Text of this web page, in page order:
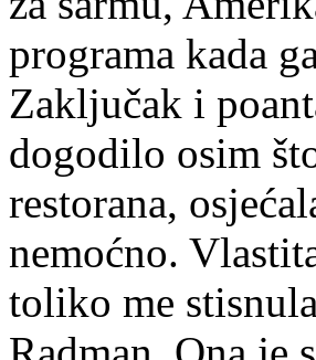
programa kada
Zaključak i
dogodilo osim
restorana,
nemoćno.
toliko me